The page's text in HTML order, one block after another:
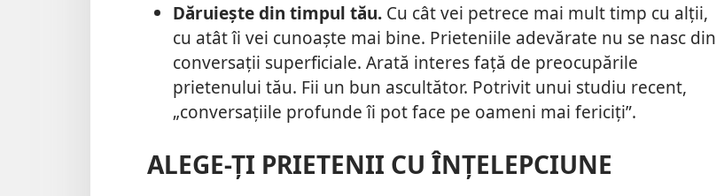
Dăruiește din timpul tău.Cu cât vei petrece mai mult timp cu alții,
cu atât îi vei cunoaște mai bine. Prieteniile adevărate nu se nasc din
conversații superficiale. Arată interes față de preocupările
prietenului tău. Fii un bun ascultător. Potrivit unui studiu recent,
„conversațiile profunde îi pot face pe oameni mai fericiți”.
ALEGE-ȚI PRIETENII CU ÎNȚELEPCIUNE